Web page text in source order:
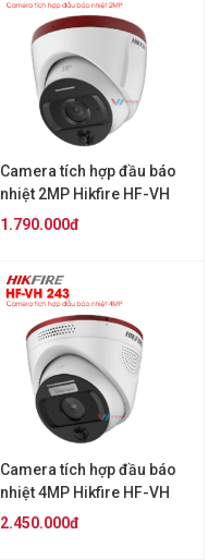
Camera tích hợp đầu báo
nhiệt 2MP Hikfire HF-VH
221
1.790.000đ
Camera tích hợp đầu báo
nhiệt 4MP Hikfire HF-VH
243
2.450.000đ